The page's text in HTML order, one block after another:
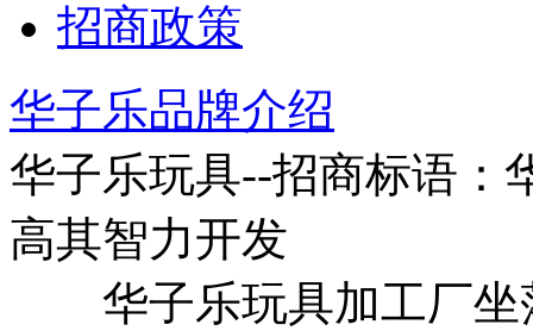
招商政策
华子乐品牌介绍
华子乐玩具--招商标语：
高其智力开发
华子乐玩具加工厂坐